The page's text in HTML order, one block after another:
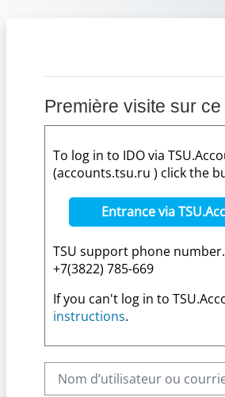
Première visite sur ce
To log in to IDO via
(accounts.tsu.ru ) click the
Entrance via
TSU support phone
+7(3822) 785-669
If you can't log in to
instructions.